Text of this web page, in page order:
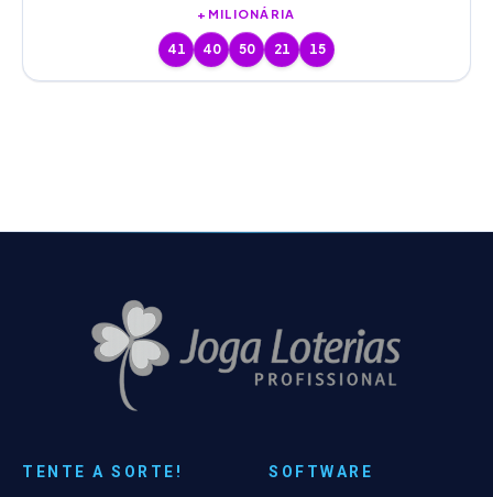
+MILIONÁRIA
41 40 50 21 15
TENTE A SORTE! SOFTWARE